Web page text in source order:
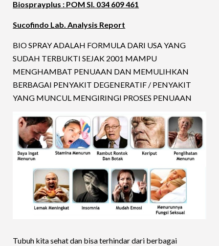
Biosprayplus : POM SI. 034 609 461
Sucofindo Lab. Analysis Report
BIO SPRAY ADALAH FORMULA DARI USA YANG
SUDAH TERBUKTI SEJAK 2001 MAMPU
MENGHAMBAT PENUAAN DAN MEMULIHKAN
BERBAGAI PENYAKIT DEGENERATIF / PENYAKIT
YANG MUNCUL MENGIRINGI PROSES PENUAAN
Tubuh kita sehat dan bisa terhindar dari berbagai